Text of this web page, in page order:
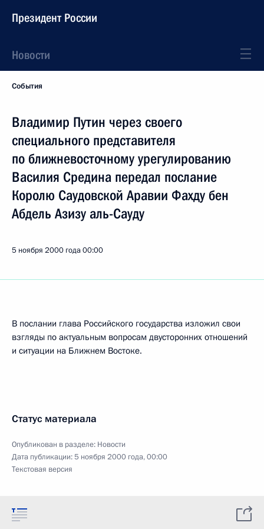
Президент России
Новости
События
Владимир Путин через своего
специального представителя
по ближневосточному урегулированию
Василия Средина передал послание
Королю Саудовской Аравии Фахду бен
Абдель Азизу аль-Сауду
5 ноября 2000 года00:00
В послании глава Российского государства изложил свои
взгляды по актуальным вопросам двусторонних отношений
и ситуации на Ближнем Востоке.
Статус материала
Опубликован в разделе: Новости
Дата публикации:5 ноября 2000 года, 00:00
Текстовая версия